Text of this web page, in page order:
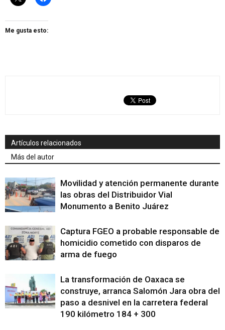
Me gusta esto:
Artículos relacionados
Más del autor
Movilidad y atención permanente durante
las obras del Distribuidor Vial
Monumento a Benito Juárez
Captura FGEO a probable responsable de
homicidio cometido con disparos de
arma de fuego
La transformación de Oaxaca se
construye, arranca Salomón Jara obra del
paso a desnivel en la carretera federal
190 kilómetro 184 + 300